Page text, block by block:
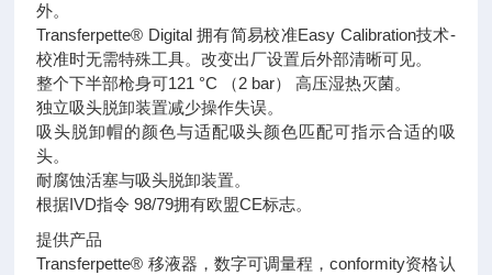
外。
Transferpette® Digital 拥有简易校准Easy Calibration技术-
校准时无需特殊工具。改变出厂设置后外部清晰可见。
整个下半部枪身可121 °C （2 bar） 高压湿热灭菌。
独立吸头脱卸装置减少操作失误。
吸头脱卸帽的颜色与适配吸头颜色匹配可指示合适的吸
头。
耐腐蚀活塞与吸头脱卸装置。
根据IVD指令 98/79拥有欧盟CE标志。
提供产品
Transferpette® 移液器，数字可调量程，conformity资格认